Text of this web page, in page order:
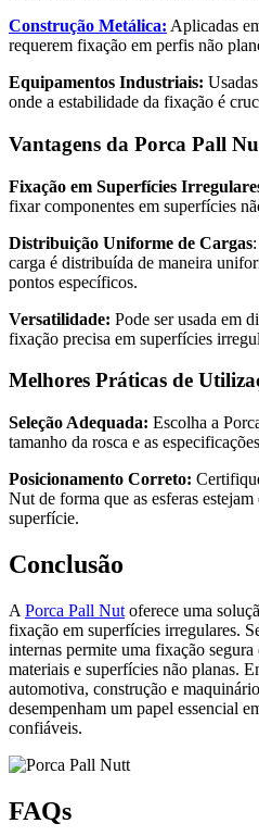
Construção Metálica: Aplicadas
requerem fixação em perfis não
Equipamentos Industriais:
onde a estabilidade da fixação é
Vantagens da Porca Pall
Fixação em Superfícies
fixar componentes em superfícies
Distribuição Uniforme de Cargas
carga é distribuída de maneira
pontos específicos.
Versatilidade: Pode ser usada em
fixação precisa em superfícies
Melhores Práticas de
Seleção Adequada: Escolha a
tamanho da rosca e as
Posicionamento Correto:
Nut de forma que as esferas
superfície.
Conclusão
A Porca Pall Nut oferece uma
fixação em superfícies irregulares.
internas permite uma fixação
materiais e superfícies não planas.
automotiva, construção e
desempenham um papel essencial
confiáveis.
FAQs